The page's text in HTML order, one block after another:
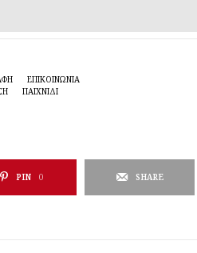
ΕΠΙΚΟΙΝΩΝΙΑ
ΠΑΙΧΝΙΔΙ
PIN 0 SHARE